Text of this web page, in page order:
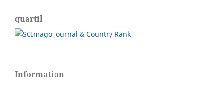
quartil
Information